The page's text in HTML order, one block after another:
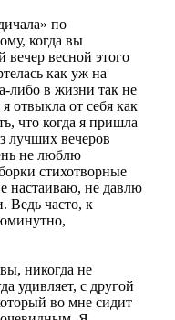
по
когда вы
вечер весной этого
как уж на
либо в жизни так не
отвыкла от себя как
что когда я пришла
лучших вечеров
не люблю
стихотворные
настаиваю, не давлю
Ведь часто, к
никогда не
удивляет, с другой
во мне сидит